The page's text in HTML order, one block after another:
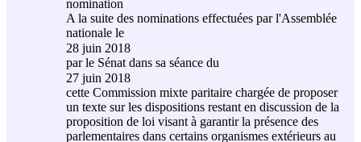
nomination
A la suite des nominations effectuées par l'Assemblée
nationale le
28 juin 2018
par le Sénat dans sa séance du
27 juin 2018
cette Commission mixte paritaire chargée de proposer
un texte sur les dispositions restant en discussion de la
proposition de loi visant à garantir la présence des
parlementaires dans certains organismes extérieurs au